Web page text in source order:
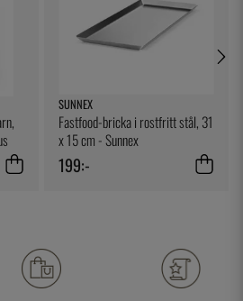
SUNNEX
Fastfood-bricka i rostfritt stål, 31
x 15 cm - Sunnex
199:-